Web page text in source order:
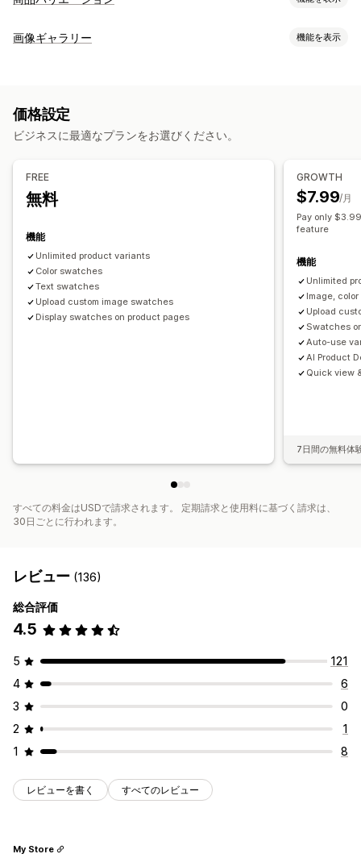
カスタマイズ
動的価格設定
在庫
画像ギャラリー 機能を表示
カスタマイズ
価格設定
ビジネスに最適なプランをお選びください。
FREE
無料
機能
Unlimited product variants
Color swatches
Text swatches
Upload custom image swatches
Display swatches on product pages
GROWTH
$7.99/月
Pay only
feature
機能
Unlimited
Image,
Upload
Swatches
Auto-use
AI Product
Quick view
7日間の無料体
すべての料金はUSDで請求されます。 定期請求と使用料に基づく請求は、
30日ごとに行われます。
レビュー (136)
総合評価
4.5
5
121
4
6
3
0
2
1
1
8
レビューを書く すべてのレビュー
My Store